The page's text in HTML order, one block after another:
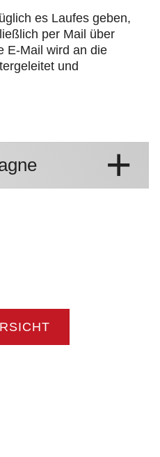
es Laufes geben,
per Mail über
E-Mail wird an die
und